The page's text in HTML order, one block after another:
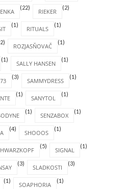
(22)
RIEKER
(2)
(1)
RITUALS
(1)
ROZJASŇOVAČ
(1)
(1)
SALLY HANSEN
(1)
(3)
SAMMYDRESS
(1)
(1)
SANYTOL
(1)
(1)
SENZABOX
(1)
(4)
SHOOOS
(1)
(5)
SIGNAL
(1)
(3)
SLADKOSTI
(3)
(1)
SOAPHORIA
(1)